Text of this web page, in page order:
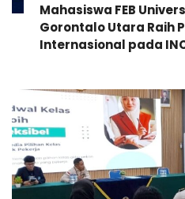
Mahasiswa FEB
Gorontalo Utara Raih
Internasional pada